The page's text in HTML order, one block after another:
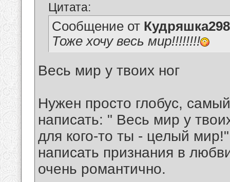
Цитата:
Сообщение от Кудряшка298
Тоже хочу весь мир!!!!!!!!
Весь мир у твоих ног
Нужен просто глобус,
написать: " Весь мир у
для кого-то ты - целый
написать признания в
очень романтично.